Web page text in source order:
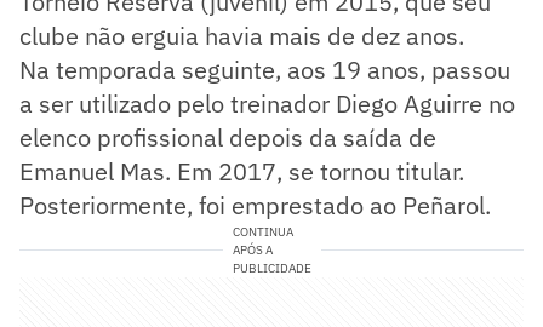
clube não erguia havia mais de dez anos.
Na temporada seguinte, aos 19 anos, passou
a ser utilizado pelo treinador Diego Aguirre no
elenco profissional depois da saída de
Emanuel Mas. Em 2017, se tornou titular.
Posteriormente, foi emprestado ao Peñarol.
CONTINUA
APÓS A
PUBLICIDADE